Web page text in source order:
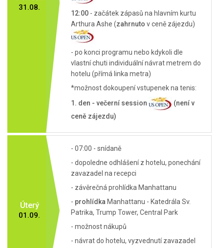
31.08.
12:00 - začátek zápasů na hlavním kurtu
Arthura Ashe (zahrnuto v ceně zájezdu)
- po konci programu nebo kdykoli dle
vlastní chuti individuální návrat metrem do
hotelu (přímá linka metra)
*možnost dokoupení vstupenek na tenis:
1. den - večerní session
(není v
ceně zájezdu)
Úterý
01.09.
- 07:00 - snídaně
- dopoledne odhlášení z hotelu, ponechání
zavazadel na recepci
- závěrečná prohlídka Manhattanu
- prohlídka Manhattanu - Katedrála Sv.
Patrika, Trump Tower, Central Park
- možnost nákupů
- návrat do hotelu, vyzvednutí zavazadel